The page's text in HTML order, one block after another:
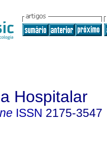
Hospitalar
ISSN 2175-3547